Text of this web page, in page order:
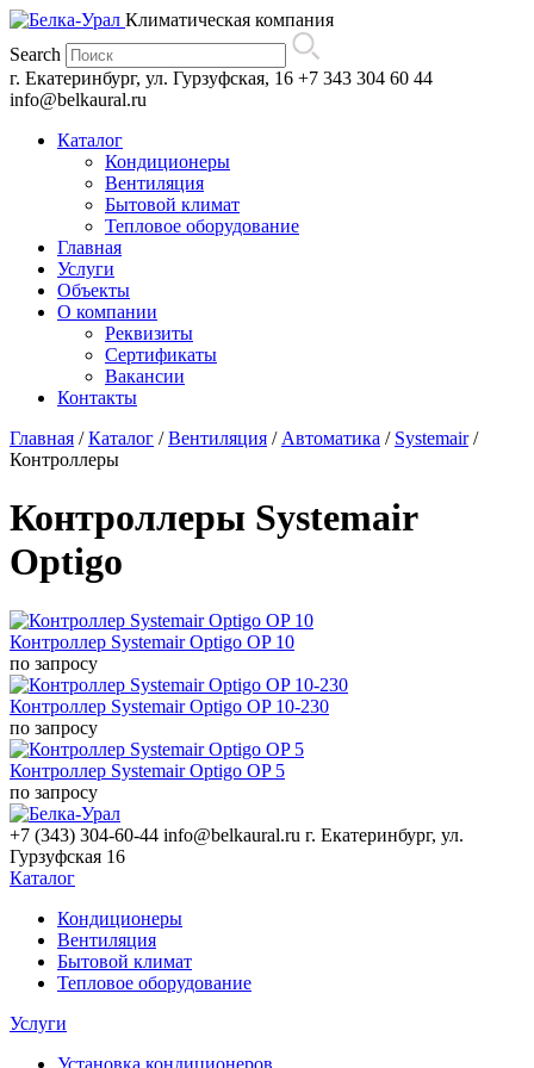
Климатическая компания
Search
г. Екатеринбург, ул. Гурзуфская, 16 +7 343 304 60 44
info@belkaural.ru
Каталог
Кондиционеры
Вентиляция
Бытовой климат
Тепловое оборудование
Главная
Услуги
Объекты
О компании
Реквизиты
Сертификаты
Вакансии
Контакты
Главная /Каталог /Вентиляция / Автоматика / Systemair /
Контроллеры
Контроллеры Systemair
Optigo
Контроллер Systemair Optigo OP 10
по запросу
Контроллер Systemair Optigo OP 10-230
по запросу
Контроллер Systemair Optigo OP 5
по запросу
+7 (343) 304-60-44 info@belkaural.ru г. Екатеринбург, ул.
Гурзуфская 16
Каталог
Кондиционеры
Вентиляция
Бытовой климат
Тепловое оборудование
Услуги
Установка кондиционеров